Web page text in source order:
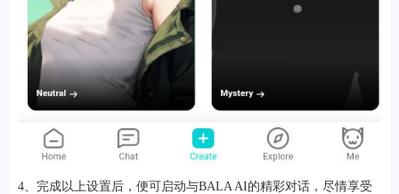
4、完成以上设置后，便可启动与BALA AI的精彩对话，尽情享受